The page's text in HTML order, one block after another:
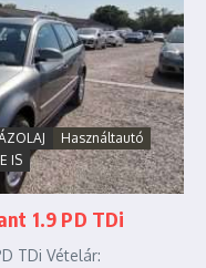
Használtautó
IS
1.9 PD TDi
TDi Vételár: